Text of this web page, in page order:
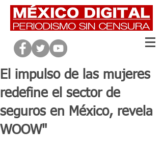
El impulso de las mujeres
redefine el sector de
seguros en México, revela
WOOW"